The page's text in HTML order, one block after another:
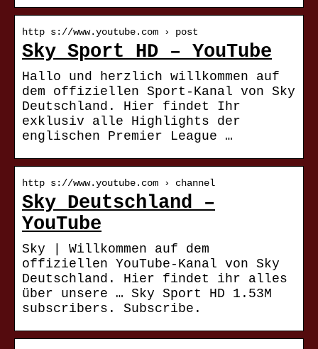
http s://www.youtube.com › post
Sky Sport HD – YouTube
Hallo und herzlich willkommen auf
dem offiziellen Sport-Kanal von Sky
Deutschland. Hier findet Ihr
exklusiv alle Highlights der
englischen Premier League …
http s://www.youtube.com › channel
Sky Deutschland –
YouTube
Sky | Willkommen auf dem
offiziellen YouTube-Kanal von Sky
Deutschland. Hier findet ihr alles
über unsere … Sky Sport HD 1.53M
subscribers. Subscribe.